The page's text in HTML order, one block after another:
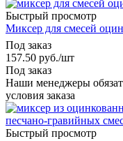
Быстрый просмотр
Миксер для смесей
Под заказ
157.50 руб./шт
Под заказ
Наши менеджеры
условия заказа
Быстрый просмотр